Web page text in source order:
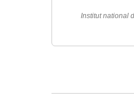
Institut national